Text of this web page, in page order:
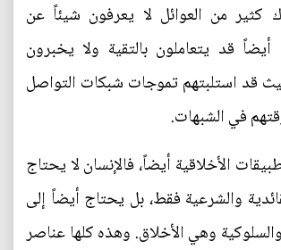
كثير من العوائل لا يعرفون شيئاً عن
أيضاً قد يتعاملون بالتقية ولا يخبرون
قد استلبتهم تموجات شبكات التواصل
في الشبهات.
الأخلاقية أيضاً، فالإنسان لا يحتاج
والشرعية فقط، بل يحتاج أيضاً إلى
والسلوكية وهي الأخلاق. وهذه كلها عناصر